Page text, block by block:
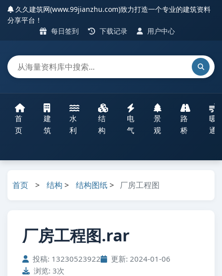
久久建筑网(www.99jianzhu.com)致力打造一个专业的建筑资料
分享平台！
每日签到
下载记录 用户中心
首
页
建
筑
水
利
结
构
电
气
景
观
路
桥
暖
通
首页 > 结构 > 结构图纸> 厂房工程图
厂房工程图.rar
投稿: 13230523922
更新: 2024-01-06
浏览: 3次